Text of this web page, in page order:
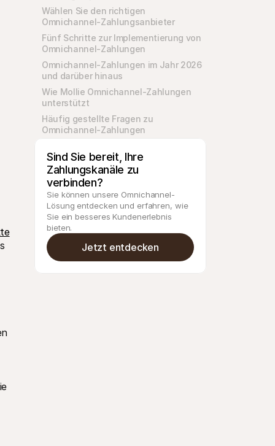
Wählen Sie den richtigen
Omnichannel-Zahlungsanbieter
Fünf Schritte zur Implementierung von
Omnichannel-Zahlungen
Omnichannel-Zahlungen im Jahr 2026
und darüber hinaus
Wie Mollie Omnichannel-Zahlungen
unterstützt
Häufig gestellte Fragen zu
Omnichannel-Zahlungen
Sind Sie bereit, Ihre
Zahlungskanäle zu
verbinden?
Sie können unsere Omnichannel-
Lösung entdecken und erfahren, wie
Sie ein besseres Kundenerlebnis
bieten.
Jetzt entdecken